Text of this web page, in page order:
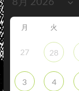
月 火
27 28
3 4